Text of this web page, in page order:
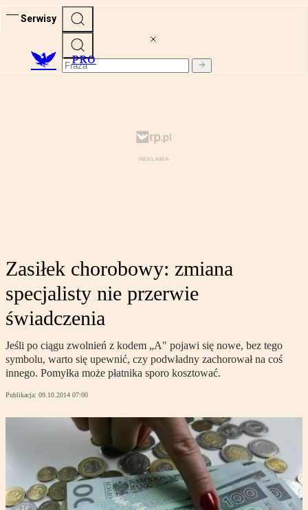
Serwisy
PRO
Zasiłek chorobowy: zmiana
specjalisty nie przerwie
świadczenia
Jeśli po ciągu zwolnień z kodem „A" pojawi się nowe, bez tego
symbolu, warto się upewnić, czy podwładny zachorował na coś
innego. Pomyłka może płatnika sporo kosztować.
Publikacja: 09.10.2014 07:00